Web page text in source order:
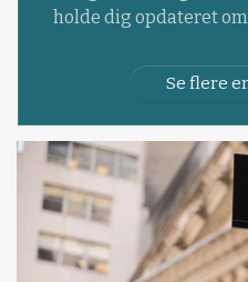
holde dig opdateret
Se flere